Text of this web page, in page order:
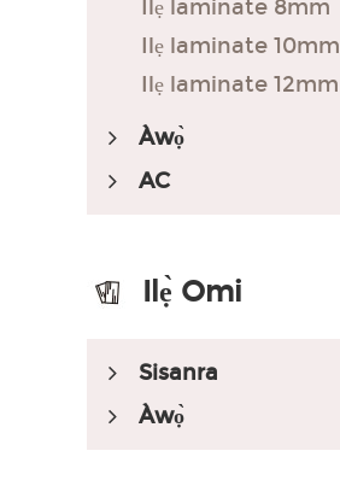
Ilẹ laminate 8mm
Ilẹ laminate 10mm
Ilẹ laminate 12mm
Àwọ̀
AC
Ilẹ̀ Omi
Sisanra
Àwọ̀